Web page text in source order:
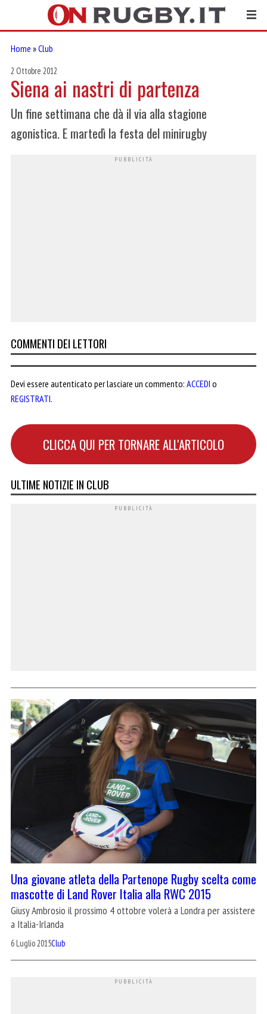
Home »Club
2 Ottobre 2012
Siena ai nastri di partenza
Un fine settimana che dà il via alla stagione
agonistica. E martedì la festa del minirugby
COMMENTI DEI LETTORI
Devi essere autenticato per lasciare un commento: ACCEDI o
REGISTRATI.
CLICCA QUI PER TORNARE ALL'ARTICOLO
ULTIME NOTIZIE IN CLUB
Una giovane atleta della Partenope Rugby scelta come
mascotte di Land Rover Italia alla RWC 2015
Giusy Ambrosio il prossimo 4 ottobre volerà a Londra per assistere
a Italia-Irlanda
6 Luglio 2015Club